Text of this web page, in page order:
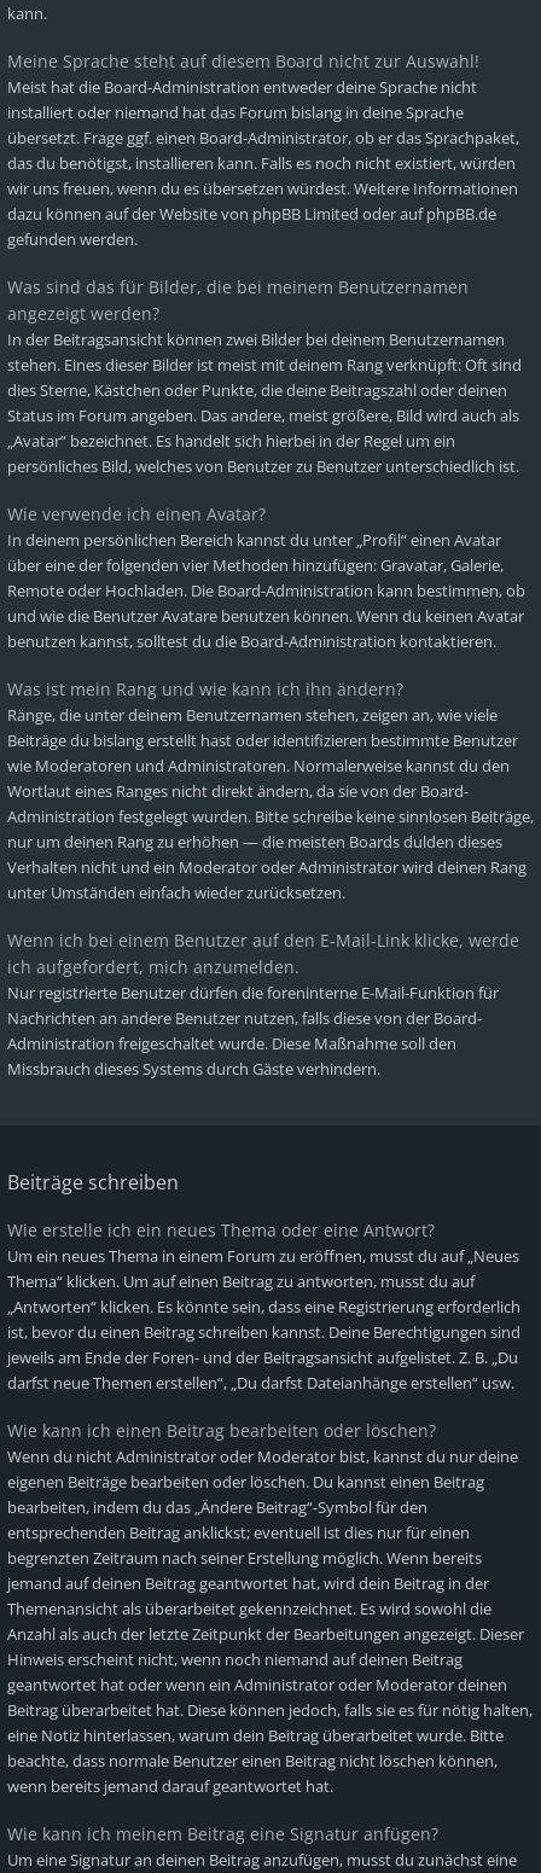
kann.
Meine Sprache steht auf diesem Board nicht zur Auswahl!
Meist hat die Board-Administration entweder deine Sprache nicht
installiert oder niemand hat das Forum bislang in deine Sprache
übersetzt. Frage ggf. einen Board-Administrator, ob er das Sprachpaket,
das du benötigst, installieren kann. Falls es noch nicht existiert, würden
wir uns freuen, wenn du es übersetzen würdest. Weitere Informationen
dazu können auf der Website von phpBB Limited oder aufphpBB.de
gefunden werden.
Was sind das für Bilder, die bei meinem Benutzernamen
angezeigt werden?
In der Beitragsansicht können zwei Bilder bei deinem Benutzernamen
stehen. Eines dieser Bilder ist meist mit deinem Rang verknüpft: Oft sind
dies Sterne, Kästchen oder Punkte, die deine Beitragszahl oder deinen
Status im Forum angeben. Das andere, meist größere, Bild wird auch als
„Avatar“ bezeichnet. Es handelt sich hierbei in der Regel um ein
persönliches Bild, welches von Benutzer zu Benutzer unterschiedlich ist.
Wie verwende ich einen Avatar?
In deinem persönlichen Bereich kannst du unter „Profil“ einen Avatar
über eine der folgenden vier Methoden hinzufügen: Gravatar, Galerie,
Remote oder Hochladen. Die Board-Administration kann bestimmen, ob
und wie die Benutzer Avatare benutzen können. Wenn du keinen Avatar
benutzen kannst, solltest du die Board-Administration kontaktieren.
Was ist mein Rang und wie kann ich ihn ändern?
Ränge, die unter deinem Benutzernamen stehen, zeigen an, wie viele
Beiträge du bislang erstellt hast oder identifizieren bestimmte Benutzer
wie Moderatoren und Administratoren. Normalerweise kannst du den
Wortlaut eines Ranges nicht direkt ändern, da sie von der Board-
Administration festgelegt wurden. Bitte schreibe keine sinnlosen Beiträge,
nur um deinen Rang zu erhöhen — die meisten Boards dulden dieses
Verhalten nicht und ein Moderator oder Administrator wird deinen Rang
unter Umständen einfach wieder zurücksetzen.
Wenn ich bei einem Benutzer auf den E-Mail-Link klicke, werde
ich aufgefordert, mich anzumelden.
Nur registrierte Benutzer dürfen die foreninterne E-Mail-Funktion für
Nachrichten an andere Benutzer nutzen, falls diese von der Board-
Administration freigeschaltet wurde. Diese Maßnahme soll den
Missbrauch dieses Systems durch Gäste verhindern.
Beiträge schreiben
Wie erstelle ich ein neues Thema oder eine Antwort?
Um ein neues Thema in einem Forum zu eröffnen, musst du auf „Neues
Thema“ klicken. Um auf einen Beitrag zu antworten, musst du auf
„Antworten“ klicken. Es könnte sein, dass eine Registrierung erforderlich
ist, bevor du einen Beitrag schreiben kannst. Deine Berechtigungen sind
jeweils am Ende der Foren- und der Beitragsansicht aufgelistet. Z. B. „Du
darfst neue Themen erstellen“, „Du darfst Dateianhänge erstellen“ usw.
Wie kann ich einen Beitrag bearbeiten oder löschen?
Wenn du nicht Administrator oder Moderator bist, kannst du nur deine
eigenen Beiträge bearbeiten oder löschen. Du kannst einen Beitrag
bearbeiten, indem du das „Ändere Beitrag“-Symbol für den
entsprechenden Beitrag anklickst; eventuell ist dies nur für einen
begrenzten Zeitraum nach seiner Erstellung möglich. Wenn bereits
jemand auf deinen Beitrag geantwortet hat, wird dein Beitrag in der
Themenansicht als überarbeitet gekennzeichnet. Es wird sowohl die
Anzahl als auch der letzte Zeitpunkt der Bearbeitungen angezeigt. Dieser
Hinweis erscheint nicht, wenn noch niemand auf deinen Beitrag
geantwortet hat oder wenn ein Administrator oder Moderator deinen
Beitrag überarbeitet hat. Diese können jedoch, falls sie es für nötig halten,
eine Notiz hinterlassen, warum dein Beitrag überarbeitet wurde. Bitte
beachte, dass normale Benutzer einen Beitrag nicht löschen können,
wenn bereits jemand darauf geantwortet hat.
Wie kann ich meinem Beitrag eine Signatur anfügen?
Um eine Signatur an deinen Beitrag anzufügen, musst du zunächst eine